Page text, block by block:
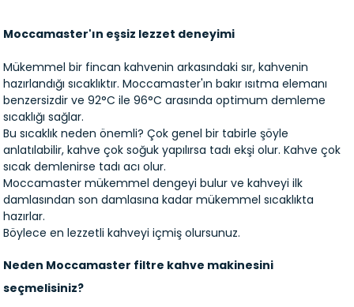
Moccamaster'ın eşsiz lezzet deneyimi
Mükemmel bir fincan kahvenin arkasındaki sır, kahvenin
hazırlandığı sıcaklıktır. Moccamaster'ın bakır ısıtma elemanı
benzersizdir ve 92°C ile 96°C arasında optimum demleme
sıcaklığı sağlar.
Bu sıcaklık neden önemli? Çok genel bir tabirle şöyle
anlatılabilir, kahve çok soğuk yapılırsa tadı ekşi olur. Kahve çok
sıcak demlenirse tadı acı olur.
Moccamaster mükemmel dengeyi bulur ve kahveyi ilk
damlasından son damlasına kadar mükemmel sıcaklıkta
hazırlar.
Böylece en lezzetli kahveyi içmiş olursunuz.
Neden Moccamaster filtre kahve makinesini
seçmelisiniz?